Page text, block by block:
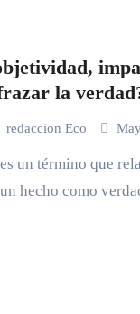
la
redaccion Eco
un término que
hecho como